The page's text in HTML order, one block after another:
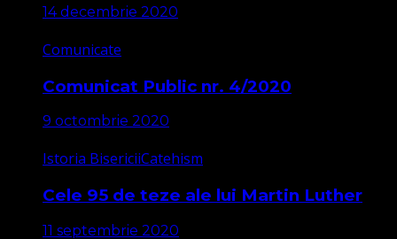
14 decembrie 2020
Comunicate
Comunicat Public nr. 4/2020
9 octombrie 2020
Istoria BisericiiCatehism
Cele 95 de teze ale lui Martin Luther
11 septembrie 2020